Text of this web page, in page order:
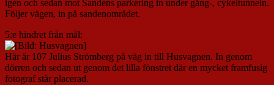
igen och sedan mot Sandens parkering in under gång-, cykeltunneln.
Följer vägen, in på sandenområdet.
5:e hindret från mål:
Här är 107 Julius Strömberg på väg in till Husvagnen. In genom
dörren och sedan ut genom det lilla fönstret där en mycket framfusig
fotograf står placerad.